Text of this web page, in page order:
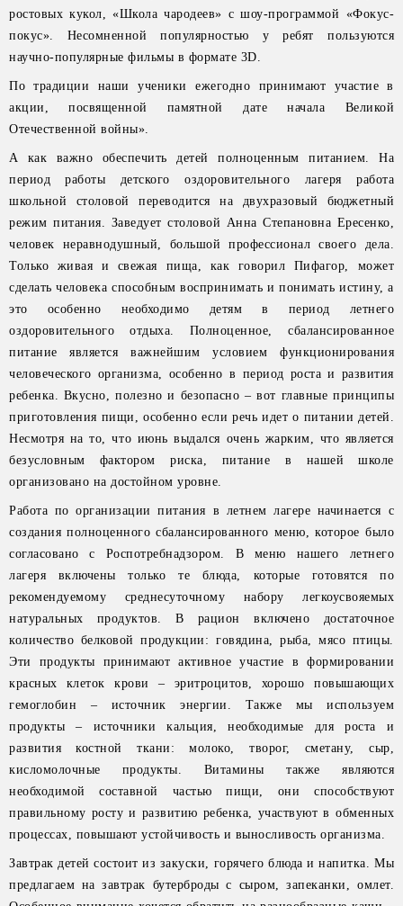
ростовых кукол, «Школа чародеев» с шоу-программой «Фокус-
покус». Несомненной популярностью у ребят пользуются
научно-популярные фильмы в формате 3D.
По традиции наши ученики ежегодно принимают участие в
акции, посвященной памятной дате начала Великой
Отечественной войны».
А как важно обеспечить детей полноценным питанием. На
период работы детского оздоровительного лагеря работа
школьной столовой переводится на двухразовый бюджетный
режим питания. Заведует столовой Анна Степановна Ересенко,
человек неравнодушный, большой профессионал своего дела.
Только живая и свежая пища, как говорил Пифагор, может
сделать человека способным воспринимать и понимать истину, а
это особенно необходимо детям в период летнего
оздоровительного отдыха. Полноценное, сбалансированное
питание является важнейшим условием функционирования
человеческого организма, особенно в период роста и развития
ребенка. Вкусно, полезно и безопасно – вот главные принципы
приготовления пищи, особенно если речь идет о питании детей.
Несмотря на то, что июнь выдался очень жарким, что является
безусловным фактором риска, питание в нашей школе
организовано на достойном уровне.
Работа по организации питания в летнем лагере начинается с
создания полноценного сбалансированного меню, которое было
согласовано с Роспотребнадзором. В меню нашего летнего
лагеря включены только те блюда, которые готовятся по
рекомендуемому среднесуточному набору легкоусвояемых
натуральных продуктов. В рацион включено достаточное
количество белковой продукции: говядина, рыба, мясо птицы.
Эти продукты принимают активное участие в формировании
красных клеток крови – эритроцитов, хорошо повышающих
гемоглобин – источник энергии. Также мы используем
продукты – источники кальция, необходимые для роста и
развития костной ткани: молоко, творог, сметану, сыр,
кисломолочные продукты. Витамины также являются
необходимой составной частью пищи, они способствуют
правильному росту и развитию ребенка, участвуют в обменных
процессах, повышают устойчивость и выносливость организма.
Завтрак детей состоит из закуски, горячего блюда и напитка. Мы
предлагаем на завтрак бутерброды с сыром, запеканки, омлет.